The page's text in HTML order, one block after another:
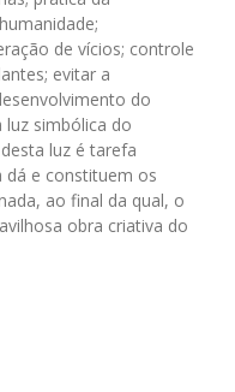
de vícios; controle
evitar a
do
simbólica do
luz é tarefa
dá e constituem os
ao final da qual, o
obra criativa do